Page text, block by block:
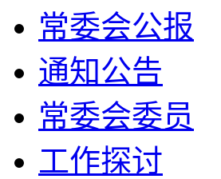
常委会公报
通知公告
常委会委员
工作探讨